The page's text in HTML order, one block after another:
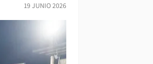
19 JUNIO 2026